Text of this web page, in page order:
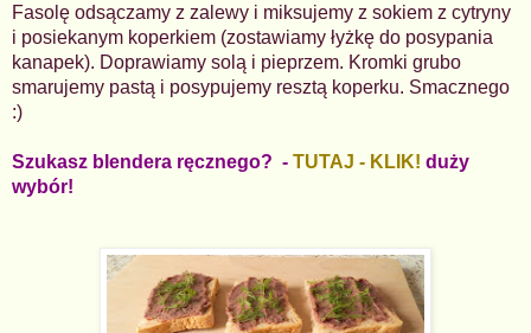
Fasolę odsączamy z zalewy i miksujemy z sokiem z cytryny
i posiekanym koperkiem (zostawiamy łyżkę do posypania
kanapek). Doprawiamy solą i pieprzem. Kromki grubo
smarujemy pastą i posypujemy resztą koperku. Smacznego
:)
Szukasz blendera ręcznego? - TUTAJ - KLIK! duży
wybór!